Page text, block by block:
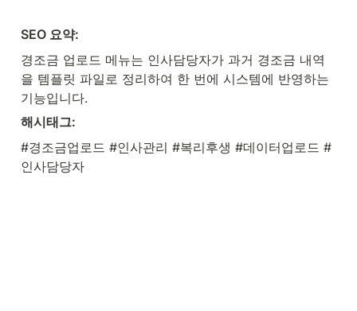
SEO 요약:
경조금 업로드 메뉴는 인사담당자가 과거 경조금 내역
을 템플릿 파일로 정리하여 한 번에 시스템에 반영하는
기능입니다.
해시태그:
#경조금업로드 #인사관리 #복리후생 #데이터업로드 #
인사담당자